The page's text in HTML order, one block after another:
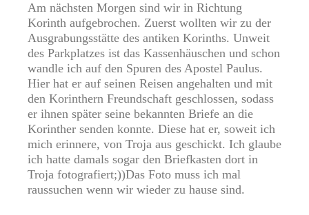
Am nächsten Morgen sind wir in Richtung
Korinth aufgebrochen. Zuerst wollten wir zu der
Ausgrabungsstätte des antiken Korinths. Unweit
des Parkplatzes ist das Kassenhäuschen und schon
wandle ich auf den Spuren des Apostel Paulus.
Hier hat er auf seinen Reisen angehalten und mit
den Korinthern Freundschaft geschlossen, sodass
er ihnen später seine bekannten Briefe an die
Korinther senden konnte. Diese hat er, soweit ich
mich erinnere, von Troja aus geschickt. Ich glaube
ich hatte damals sogar den Briefkasten dort in
Troja fotografiert;))Das Foto muss ich mal
raussuchen wenn wir wieder zu hause sind.